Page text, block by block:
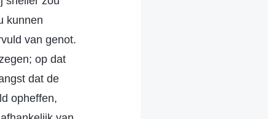
kunnen
van genot.
op dat
dat de
opheffen,